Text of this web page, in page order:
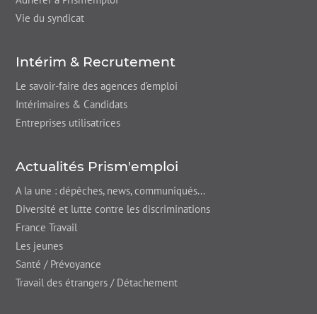
Vie du syndicat
Intérim & Recrutement
Le savoir-faire des agences d’emploi
Intérimaires & Candidats
Entreprises utilisatrices
Actualités Prism'emploi
A la une : dépêches, news, communiqués...
Diversité et lutte contre les discriminations
France Travail
Les jeunes
Santé / Prévoyance
Travail des étrangers / Détachement